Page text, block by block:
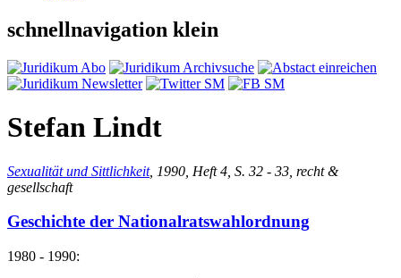
schnellnavigation klein
Stefan Lindt
Sexualität und Sittlichkeit, 1990, Heft 4, S. 32 - 33, recht &
gesellschaft
Geschichte der Nationalratswahlordnung
1980 - 1990: